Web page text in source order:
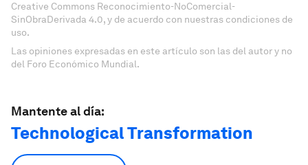
Creative Commons Reconocimiento-NoComercial-
SinObraDerivada 4.0, y de acuerdo con nuestras condiciones de
uso.
Las opiniones expresadas en este artículo son las del autor y no
del Foro Económico Mundial.
Mantente al día:
Technological Transformation